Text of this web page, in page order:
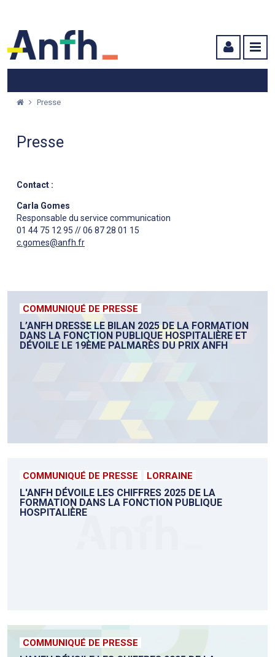
Presse
Presse
Contact :
Carla Gomes
Responsable du service communication
01 44 75 12 95 // 06 87 28 01 15
c.gomes@anfh.fr
COMMUNIQUÉ DE PRESSE
L’ANFH DRESSE LE BILAN 2025 DE LA FORMATION
DANS LA FONCTION PUBLIQUE HOSPITALIÈRE ET
DÉVOILE LE 19ÈME PALMARÈS DU PRIX ANFH
COMMUNIQUÉ DE PRESSE LORRAINE
L'ANFH DÉVOILE LES CHIFFRES 2025 DE LA
FORMATION DANS LA FONCTION PUBLIQUE
HOSPITALIÈRE
COMMUNIQUÉ DE PRESSE